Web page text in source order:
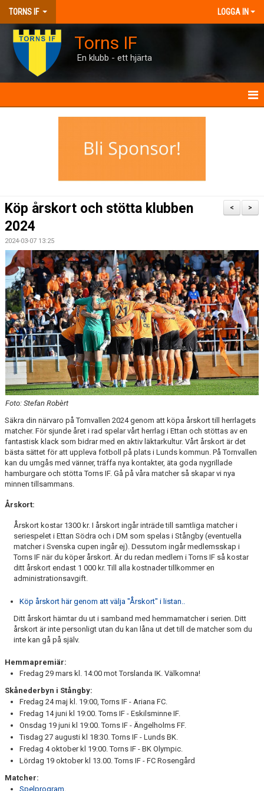
TORNS IF LOGGA IN
Torns IF
En klubb - ett hjärta
MATCHER
TORN I SAMHÄLLET
ARRANGEMANG
WEBBSHOP
>
<
Köp årskort och stötta klubben
2024
2024-03-07 13:25
Foto: Stefan Robèrt
Säkra din närvaro på Tornvallen 2024 genom att köpa årskort till herrlagets
matcher. För sjunde året i rad spelar vårt herrlag i Ettan och stöttas av en
fantastisk klack som bidrar med en aktiv läktarkultur. Vårt årskort är det
bästa sättet för att uppleva fotboll på plats i Lunds kommun. På Tornvallen
kan du umgås med vänner, träffa nya kontakter, äta goda nygrillade
hamburgare och stötta Torns IF. Gå på våra matcher så skapar vi nya
minnen tillsammans.
Årskort:
Årskort kostar 1300 kr. I årskort ingår inträde till samtliga matcher i
seriespelet i Ettan Södra och i DM som spelas i Stångby (eventuella
matcher i Svenska cupen ingår ej). Dessutom ingår medlemsskap i
Torns IF när du köper årskort. Är du redan medlem i Torns IF så kostar
ditt årskort endast 1 000 kr. Till alla kostnader tillkommer en
administrationsavgift.
Köp årskort här genom att välja "Årskort" i listan..
Ditt årskort hämtar du ut i samband med hemmamatcher i serien. Ditt
årskort är inte personligt utan du kan låna ut det till de matcher som du
inte kan gå på själv.
Hemmapremiär:
Fredag 29 mars kl. 14:00 mot Torslanda IK. Välkomna!
Skånederbyn i Stångby:
Fredag 24 maj kl. 19:00, Torns IF - Ariana FC.
Fredag 14 juni kl 19:00. Torns IF - Eskilsminne IF.
Onsdag 19 juni kl 19:00. Torns IF - Ängelholms FF.
Tisdag 27 augusti kl 18:30. Torns IF - Lunds BK.
Fredag 4 oktober kl 19:00. Torns IF - BK Olympic.
Lördag 19 oktober kl 13.00. Torns IF - FC Rosengård
Matcher:
Spelprogram.